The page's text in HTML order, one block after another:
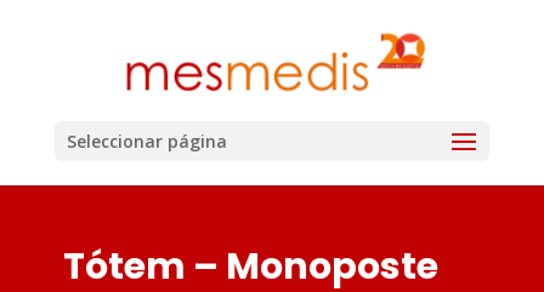
Seleccionar página
Tótem – Monoposte